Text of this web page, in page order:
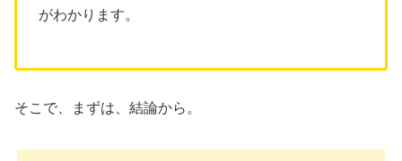
がわかります。
そこで、まずは、結論から。